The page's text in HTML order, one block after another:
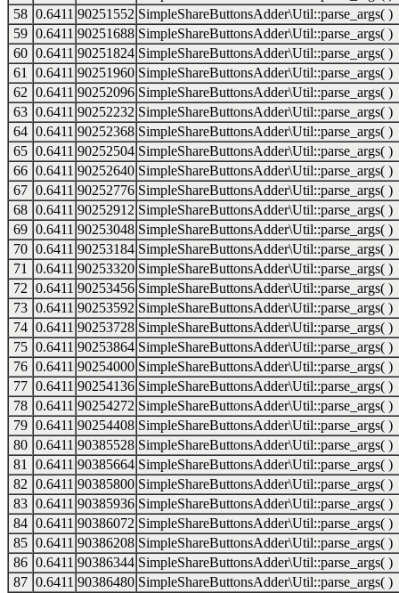
58 0.6411 90251552 SimpleShareButtonsAdder\Util::parse_args( )
59 0.6411 90251688 SimpleShareButtonsAdder\Util::parse_args( )
60 0.6411 90251824 SimpleShareButtonsAdder\Util::parse_args( )
61
0.6411 90251960 SimpleShareButtonsAdder\Util::parse_args( )
62 0.6411 90252096 SimpleShareButtonsAdder\Util::parse_args( )
63 0.6411 90252232 SimpleShareButtonsAdder\Util::parse_args( )
64 0.6411 90252368 SimpleShareButtonsAdder\Util::parse_args( )
65 0.6411 90252504 SimpleShareButtonsAdder\Util::parse_args( )
66 0.6411 90252640 SimpleShareButtonsAdder\Util::parse_args( )
67 0.6411 90252776 SimpleShareButtonsAdder\Util::parse_args( )
68 0.6411 90252912 SimpleShareButtonsAdder\Util::parse_args( )
69 0.6411 90253048 SimpleShareButtonsAdder\Util::parse_args( )
70 0.6411 90253184 SimpleShareButtonsAdder\Util::parse_args( )
71
0.6411 90253320 SimpleShareButtonsAdder\Util::parse_args( )
72 0.6411 90253456 SimpleShareButtonsAdder\Util::parse_args( )
73 0.6411 90253592 SimpleShareButtonsAdder\Util::parse_args( )
74 0.6411 90253728 SimpleShareButtonsAdder\Util::parse_args( )
75 0.6411 90253864 SimpleShareButtonsAdder\Util::parse_args( )
76 0.6411 90254000 SimpleShareButtonsAdder\Util::parse_args( )
77 0.6411 90254136 SimpleShareButtonsAdder\Util::parse_args( )
78 0.6411 90254272 SimpleShareButtonsAdder\Util::parse_args( )
79 0.6411 90254408 SimpleShareButtonsAdder\Util::parse_args( )
80 0.6411 90385528 SimpleShareButtonsAdder\Util::parse_args( )
81
0.6411 90385664 SimpleShareButtonsAdder\Util::parse_args( )
82 0.6411 90385800 SimpleShareButtonsAdder\Util::parse_args( )
83 0.6411 90385936 SimpleShareButtonsAdder\Util::parse_args( )
84 0.6411 90386072 SimpleShareButtonsAdder\Util::parse_args( )
85 0.6411 90386208 SimpleShareButtonsAdder\Util::parse_args( )
86 0.6411 90386344 SimpleShareButtonsAdder\Util::parse_args( )
87 0.6411 90386480 SimpleShareButtonsAdder\Util::parse_args( )